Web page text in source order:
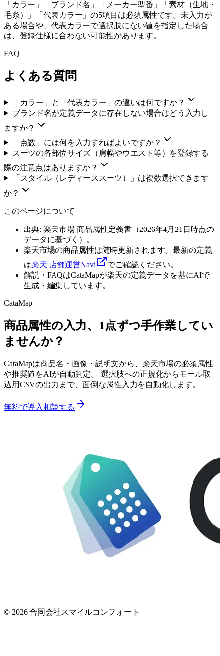
「カラー」「ブランド名」「メーカー型番」「素材（生地・
毛糸）」「代表カラー」の5項目は必須属性です。未入力が
ある場合や、代表カラーで選択肢にない値を指定した場合
は、登録仕様に合わない可能性があります。
FAQ
よくある質問
「カラー」と「代表カラー」の違いは何ですか？
ブランド名が定義データに存在しない場合はどう入力し
ますか？
「点数」には何を入力すればよいですか？
スーツの各部位サイズ（肩幅やウエスト等）を登録する
際の注意点はありますか？
「スタイル（レディーススーツ）」は複数選択できます
か？
このページについて
出典: 楽天市場 商品属性定義書（2026年4月21日 時点の
データに基づく）。
楽天市場の商品属性は随時更新されます。最新の定義
は楽天 店舗運営Navi
でご確認ください。
解説・FAQはCataMapが楽天の定義データを基にAIで
生成・編集しています。
CataMap
商品属性の入力、1点ずつ手作業してい
ませんか？
CataMapは商品名・画像・説明文から、楽天市場の必須属性
や推奨値をAIが自動判定。 選択肢への正規化からモール取
込用CSVの出力まで、面倒な属性入力を自動化します。
無料で導入相談する
© 2026 合同会社スマイルコンフォート